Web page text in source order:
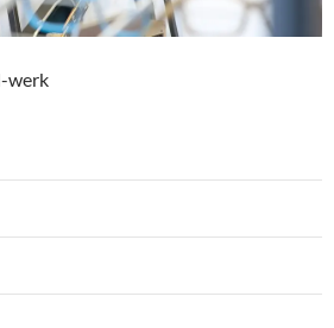
werk